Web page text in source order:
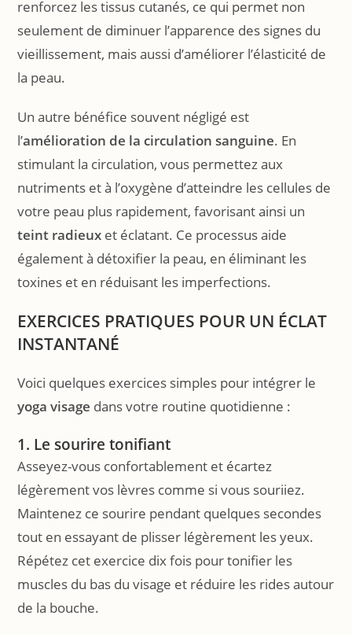
renforcez les tissus cutanés, ce qui permet non
seulement de diminuer l’apparence des signes du
vieillissement, mais aussi d’améliorer l’élasticité de
la peau.
Un autre bénéfice souvent négligé est
l’amélioration de la circulation sanguine. En
stimulant la circulation, vous permettez aux
nutriments et à l’oxygène d’atteindre les cellules de
votre peau plus rapidement, favorisant ainsi un
teint radieux et éclatant. Ce processus aide
également à détoxifier la peau, en éliminant les
toxines et en réduisant les imperfections.
EXERCICES PRATIQUES POUR UN ÉCLAT
INSTANTANÉ
Voici quelques exercices simples pour intégrer le
yoga visage dans votre routine quotidienne :
1. Le sourire tonifiant
Asseyez-vous confortablement et écartez
légèrement vos lèvres comme si vous souriiez.
Maintenez ce sourire pendant quelques secondes
tout en essayant de plisser légèrement les yeux.
Répétez cet exercice dix fois pour tonifier les
muscles du bas du visage et réduire les rides autour
de la bouche.